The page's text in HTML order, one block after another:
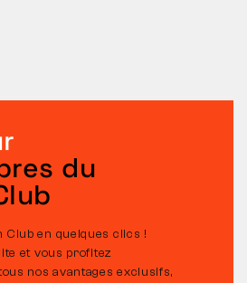
du
Club en quelques clics !
et vous profitez
nos avantages exclusifs,